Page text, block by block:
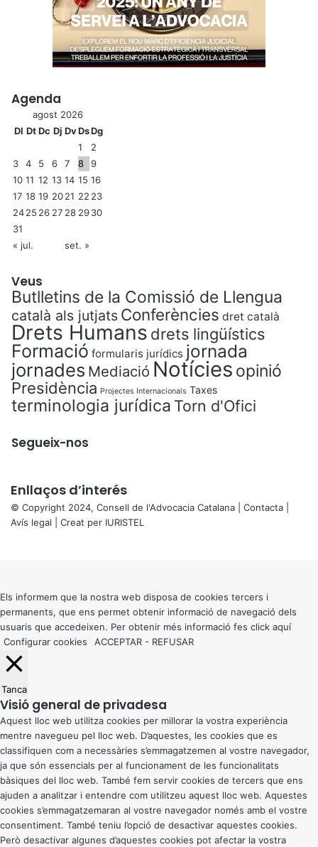
Agenda
agost 2026
Dl DtDc Dj DvDsDg
1
2
3
4 5 6 7 8
9
10 11 12 13 14 15 16
17 18 19 2021 22 23
2425 26 27 28 2930
31
« jul.
set. »
Veus
Butlletins de la Comissió de Llengua
català als jutjats Conferències dret català
Drets Humans drets lingüístics
Formació formularis jurídics jornada
jornades Mediació Notícies opinió
Presidència Projectes Internacionals Taxes
terminologia jurídica Torn d'Ofici
Segueix-nos
Enllaços d’interés
© Copyright 2024, Consell de l'Advocacia Catalana | Contacta
Avís legal | Creat per IURISTEL
button
Els informem que la nostra web disposa de cookies tercers i
permanents, que ens permet obtenir informació de navegació dels
usuaris que accedeixen. Per obtenir més informació fes click aquí
Configurar cookies
ACCEPTAR - REFUSAR
Tanca
Visió general de privadesa
Aquest lloc web utilitza cookies per millorar la vostra experiència
mentre navegueu pel lloc web. D’aquestes, les cookies que es
classifiquen com a necessàries s’emmagatzemen al vostre navegador,
ja que són essencials per al funcionament de les funcionalitats
bàsiques del lloc web. També fem servir cookies de tercers que ens
ajuden a analitzar i entendre com utilitzeu aquest lloc web. Aquestes
cookies s’emmagatzemaran al vostre navegador només amb el vostre
consentiment. També teniu l’opció de desactivar aquestes cookies.
Però desactivar algunes d’aquestes cookies pot afectar la vostra